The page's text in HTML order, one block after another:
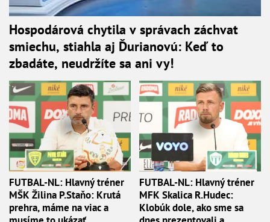
Hospodárová chytila v správach záchvat
smiechu, stiahla aj Ďurianovú: Keď to
zbadáte, neudržíte sa ani vy!
FUTBAL-NL: Hlavný tréner
MŠK Žilina P.Staňo: Krutá
prehra, máme na viac a
FUTBAL-NL: Hlavný tréner
MFK Skalica R.Hudec:
Klobúk dole, ako sme sa